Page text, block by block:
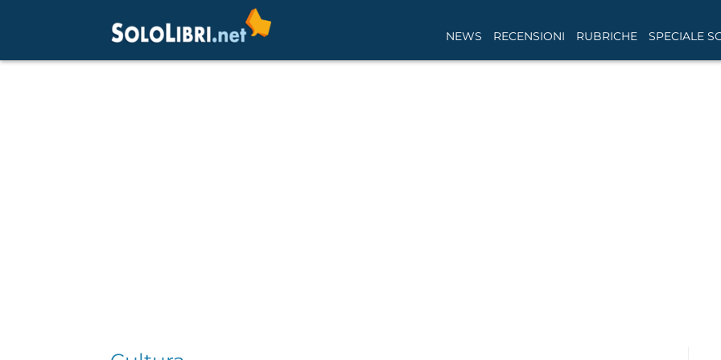
NEWS RECENSIONI RUBRICHE SPECIALE